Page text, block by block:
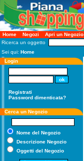
Home Negozi Apri un Negozio
Ricerca un oggetto
Sei qui: Home
Login
Registrati
Password dimenticata?
Cerca un Negozio
Nome del Negozio
Descrizione Negozio
Oggetti del Negozio